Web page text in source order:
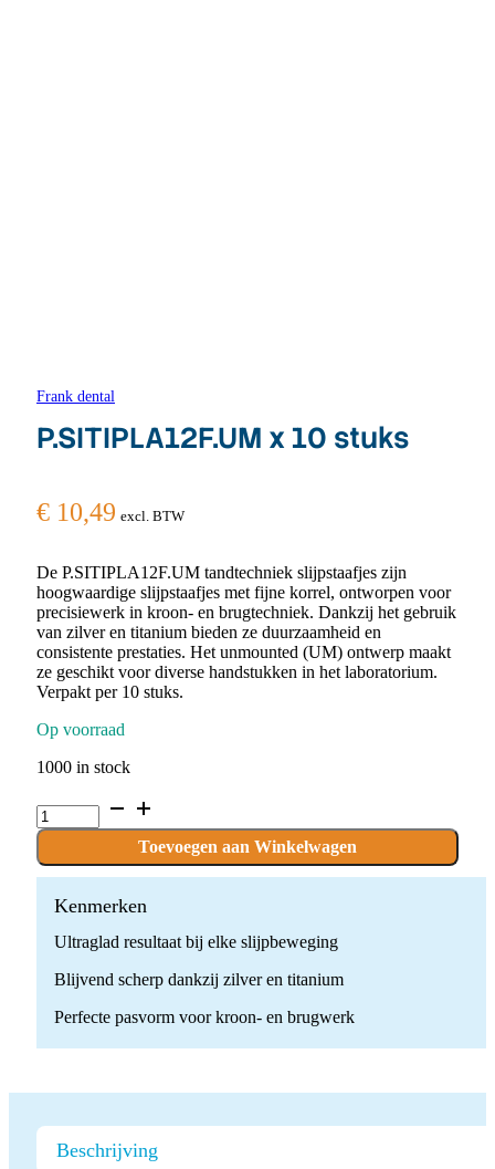
Frank dental
P.SITIPLA12F.UM x 10 stuks
€ 10,49 excl. BTW
De P.SITIPLA12F.UM tandtechniek slijpstaafjes zijn
hoogwaardige slijpstaafjes met fijne korrel, ontworpen voor
precisiewerk in kroon- en brugtechniek. Dankzij het gebruik
van zilver en titanium bieden ze duurzaamheid en
consistente prestaties. Het unmounted (UM) ontwerp maakt
ze geschikt voor diverse handstukken in het laboratorium.
Verpakt per 10 stuks.
Op voorraad
1000 in stock
P.SITIPLA12F.UM
x
stuks
quantity
Toevoegen aan Winkelwagen
Kenmerken
Ultraglad resultaat bij elke slijpbeweging
Blijvend scherp dankzij zilver en titanium
Perfecte pasvorm voor kroon- en brugwerk
Beschrijving